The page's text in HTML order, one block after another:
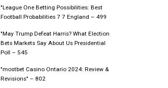
"League One Betting Possibilities: Best
Football Probabilities 7 7 England – 499
"May Trump Defeat Harris? What Election
Bets Markets Say About Us Presidential
Poll – 545
"mostbet Casino Ontario 2024: Review &
Revisions" – 802